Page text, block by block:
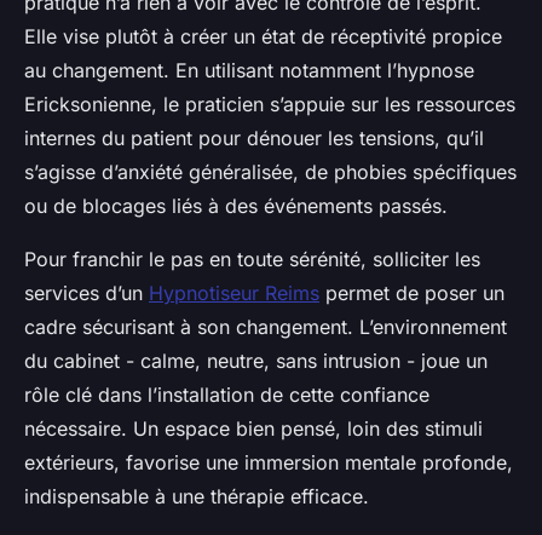
Elle vise plutôt à créer un état de réceptivité propice
au changement. En utilisant notamment l’hypnose
Ericksonienne, le praticien s’appuie sur les ressources
internes du patient pour dénouer les tensions, qu’il
s’agisse d’anxiété généralisée, de phobies spécifiques
ou de blocages liés à des événements passés.
Pour franchir le pas en toute sérénité, solliciter les
services d’un Hypnotiseur Reims permet de poser un
cadre sécurisant à son changement. L’environnement
du cabinet - calme, neutre, sans intrusion - joue un
rôle clé dans l’installation de cette confiance
nécessaire. Un espace bien pensé, loin des stimuli
extérieurs, favorise une immersion mentale profonde,
indispensable à une thérapie efficace.